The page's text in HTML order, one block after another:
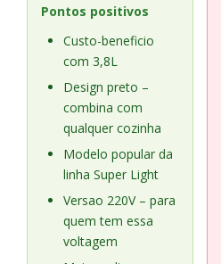
Pontos positivos
Custo-beneficio
com 3,8L
Design preto –
combina com
qualquer cozinha
Modelo popular da
linha Super Light
Versao 220V – para
quem tem essa
voltagem